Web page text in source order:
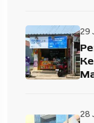
29
28